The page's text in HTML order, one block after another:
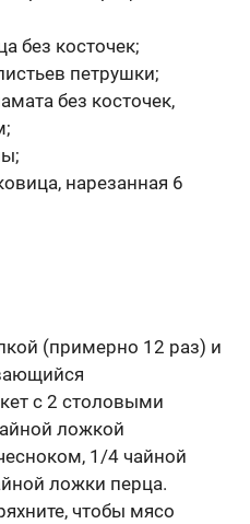
без косточек;
петрушки;
без косточек,
нарезанная 6
(примерно 12 раз) и
с 2 столовыми
ложкой
1/4 чайной
ложки перца.
чтобы мясо